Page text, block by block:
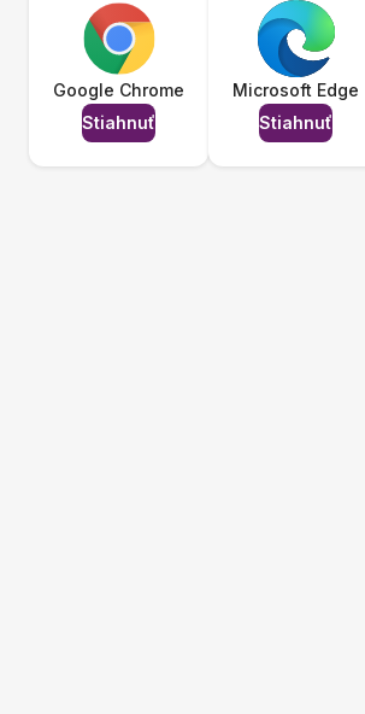
Google Chrome
Stiahnuť
Microsoft Edge
Stiahnuť